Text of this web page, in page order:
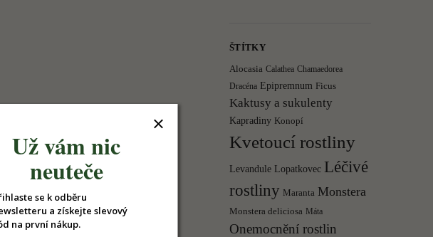
členité listy evokují klid a
péči. V tomto článku se
ŠTÍTKY
Alocasia Calathea Chamaedorea
Dracéna Epipremnum Ficus
Kaktusy a sukulenty
Kapradiny Konopí
Kvetoucí rostliny
Levandule Lopatkovec Léčivé
rostliny Maranta Monstera
Monstera deliciosa Máta
Onemocnění rostlin
Už vám nic
neuteče
se k odběru
a získejte slevový
na první nákup.